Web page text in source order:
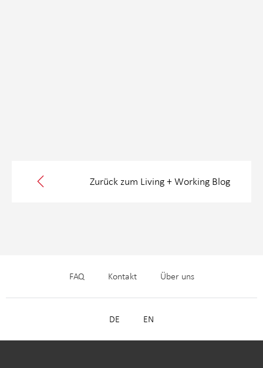
Zurück zum Living + Working Blog
DE EN
FAQ Kontakt Über uns